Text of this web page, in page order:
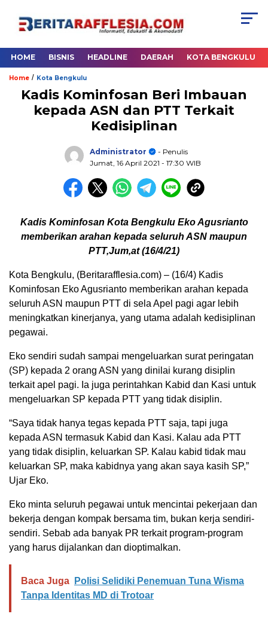
HOME BISNIS HEADLINE DAERAH KOTA BENGKULU
Home / Kota Bengkulu
Kadis Kominfosan Beri Imbauan
kepada ASN dan PTT Terkait
Kedisiplinan
Administrator
- Penulis
Jumat, 16 April 2021 - 17:30 WIB
Kadis Kominfosan Kota Bengkulu Eko Agusrianto
memberikan arahan kepada seluruh ASN maupun
PTT,Jum,at (16/4/21)
Kota Bengkulu, (Beritarafflesia.com) – (16/4) Kadis
Kominfosan Eko Agusrianto memberikan arahan kepada
seluruh ASN maupun PTT di sela Apel pagi agar lebih
meningkatkan kinerjanya, yang utama adalah kedisiplinan
pegawai.
Eko sendiri sudah sampai mengeluarkan surat peringatan
(SP) kepada 2 orang ASN yang dinilai kurang disiplin
terkait apel pagi. Ia juga perintahkan Kabid dan Kasi untuk
mengeluarkan SP kepada PTT yang tidak disiplin.
“Saya tidak hanya tegas kepada PTT saja, tapi juga
kepada ASN termasuk Kabid dan Kasi. Kalau ada PTT
yang tidak disiplin, keluarkan SP. Kalau kabid tidak mau
keluarkan SP, maka kabidnya yang akan saya kasih SP,”
Ujar Eko.
Eko minta seluruh pegawai untuk mencintai pekerjaan dan
bekerja dengan kompak bersama tim, bukan kerja sendiri-
sendiri. Sebab ada banyak PR terkait program-program
yang harus dijalankan dan dioptimalkan.
Baca Juga
Polisi Selidiki Penemuan Tuna Wisma
Tanpa Identitas MD di Trotoar